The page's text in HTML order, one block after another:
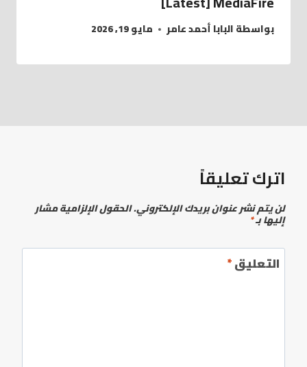
بواسطةالبابا أحمد عامر مايو 19, 2026
اترك تعليقاً
لن يتم نشر عنوان بريدك الإلكتروني.الحقول الإلزامية مشار
إليها بـ*
التعليق*